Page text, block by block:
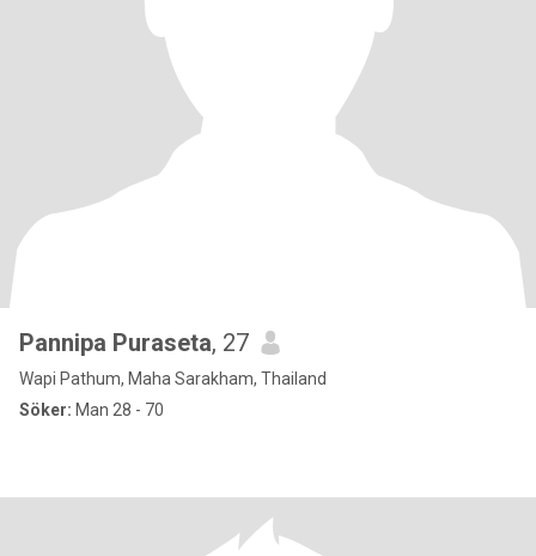
Pannipa Puraseta, 27
Wapi Pathum, Maha Sarakham, Thailand
Söker: Man 28 - 70